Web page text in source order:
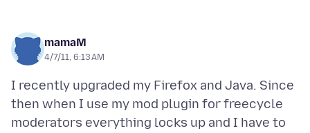
mamaM
4/7/11, 6:13 AM
I recently upgraded my Firefox and Java. Since
then when I use my mod plugin for freecycle
moderators everything locks up and I have to